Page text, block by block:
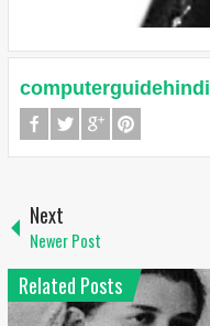
computerguidehindi
Next
Newer Post
Related Posts